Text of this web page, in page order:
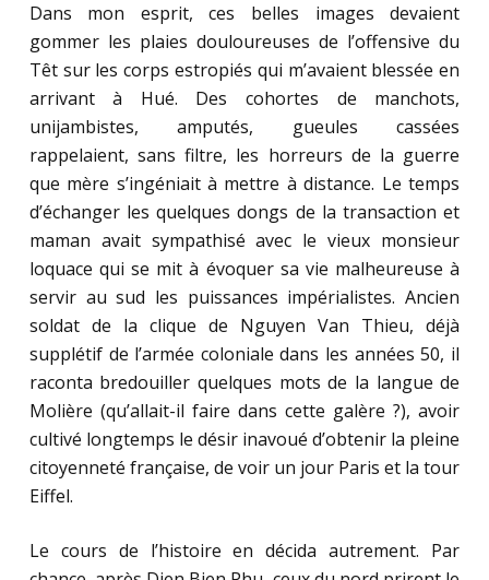
Dans mon esprit, ces belles images devaient
gommer les plaies douloureuses de l’offensive du
Têt sur les corps estropiés qui m’avaient blessée en
arrivant à Hué. Des cohortes de manchots,
unijambistes, amputés, gueules cassées
rappelaient, sans filtre, les horreurs de la guerre
que mère s’ingéniait à mettre à distance. Le temps
d’échanger les quelques dongs de la transaction et
maman avait sympathisé avec le vieux monsieur
loquace qui se mit à évoquer sa vie malheureuse à
servir au sud les puissances impérialistes. Ancien
soldat de la clique de Nguyen Van Thieu, déjà
supplétif de l’armée coloniale dans les années 50, il
raconta bredouiller quelques mots de la langue de
Molière (qu’allait-il faire dans cette galère ?), avoir
cultivé longtemps le désir inavoué d’obtenir la pleine
citoyenneté française, de voir un jour Paris et la tour
Eiffel.
Le cours de l’histoire en décida autrement. Par